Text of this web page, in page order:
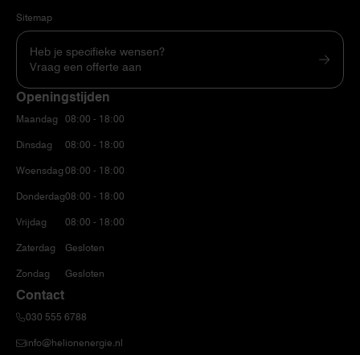
Sitemap
Heb je specifieke wensen?
Vraag een offerte aan
Openingstijden
Maandag
Dinsdag
Woensdag
Donderdag
Vrijdag
Zaterdag
Zondag
08:00 - 18:00
08:00 - 18:00
08:00 - 18:00
08:00 - 18:00
08:00 - 18:00
Gesloten
Gesloten
Contact
030 555 6788
info@helionenergie.nl